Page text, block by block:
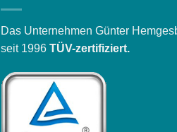
Das Unternehmen Günter
seit 1996 TÜV-zertifiziert.